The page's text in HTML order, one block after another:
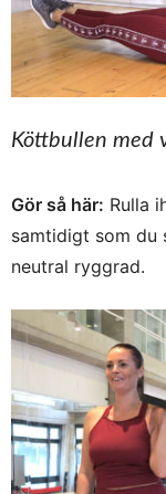
Köttbullen med
Gör så här: Rulla
samtidigt som du
neutral ryggrad.